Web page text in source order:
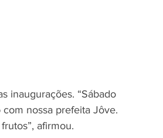
inaugurações. “Sábado
nossa prefeita Jôve.
afirmou.